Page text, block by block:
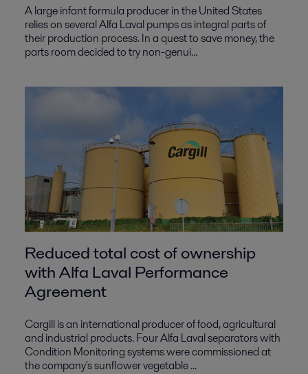
A large infant formula producer in the United States
relies on several Alfa Laval pumps as integral parts of
their production process. In a quest to save money, the
parts room decided to try non-genui...
Reduced total cost of ownership
with Alfa Laval Performance
Agreement
Cargill is an international producer of food, agricultural
and industrial products. Four Alfa Laval separators with
Condition Monitoring systems were commissioned at
the company's sunflower vegetable ...